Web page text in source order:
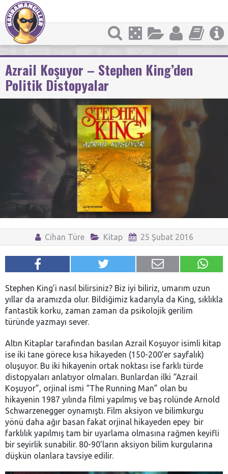
Azrail Koşuyor – Stephen King’den
Politik Distopyalar
Cihan Türe Kitap 25 Şubat 2016
Stephen King’i nasıl bilirsiniz? Biz iyi biliriz, umarım uzun
yıllar da aramızda olur. Bildiğimiz kadarıyla da King, sıklıkla
fantastik korku, zaman zaman da psikolojik gerilim
türünde yazmayı sever.
Altın Kitaplar tarafından basılan Azrail Koşuyor isimli kitap
ise iki tane görece kısa hikayeden (150-200’er sayfalık)
oluşuyor. Bu iki hikayenin ortak noktası ise farklı türde
distopyaları anlatıyor olmaları. Bunlardan ilki “Azrail
Koşuyor”, orjinal ismi “The Running Man” olan bu
hikayenin 1987 yılında filmi yapılmış ve baş rolünde Arnold
Schwarzenegger oynamıştı. Film aksiyon ve bilimkurgu
yönü daha ağır basan fakat orjinal hikayeden epey bir
farklılık yapılmış tam bir uyarlama olmasına rağmen keyifli
bir seyirlik sunabilir. 80-90’ların aksiyon bilim kurgularına
düşkün olanlara tavsiye edilir.